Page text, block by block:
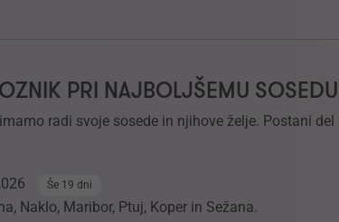
PRI NAJBOLJŠEMU
radi svoje sosede in njihove želje. Postani
Še 19 dni
Naklo, Maribor, Ptuj, Koper in Sežana.